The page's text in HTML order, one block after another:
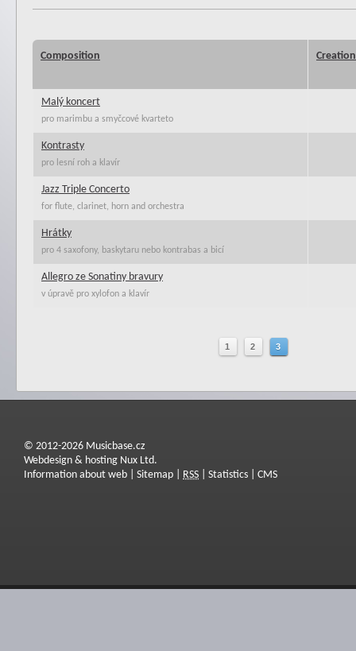
Composition
Malý koncert
pro marimbu a smyčcové kvarteto
Kontrasty
pro lesní roh a klavír
Jazz Triple Concerto
for flute, clarinet, horn and orchestra
Hrátky
pro 4 saxofony, baskytaru nebo kontrabas a bicí
Allegro ze Sonatiny bravury
v úpravě pro xylofon a klavír
1 2 3
© 2012-2026 Musicbase.cz
Webdesign & hosting Nux Ltd.
Information about web
Sitemap RSS Statistics CMS